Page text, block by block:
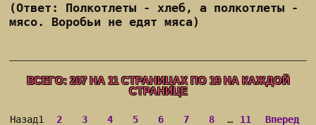
(Ответ: Полкотлеты - хлеб, а полкотлеты -
мясо. Воробьи не едят мяса)
ВСЕГО:207НА11СТРАНИЦАХ ПО 19НА КАЖДОЙ
СТРАНИЦЕ
Назад1 2 3 4 5 6 7 8 … 11 Вперед